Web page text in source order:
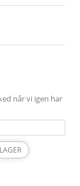
når vi igen har